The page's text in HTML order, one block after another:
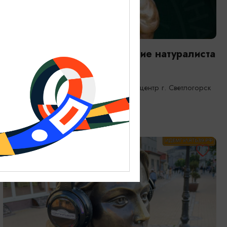
Янтарная каюта. Путешествие натуралиста
25.12.2025 - 31.12.2026
Светлогорск, Морской выставочный центр г. Светлогорск
ОТ 1200₽